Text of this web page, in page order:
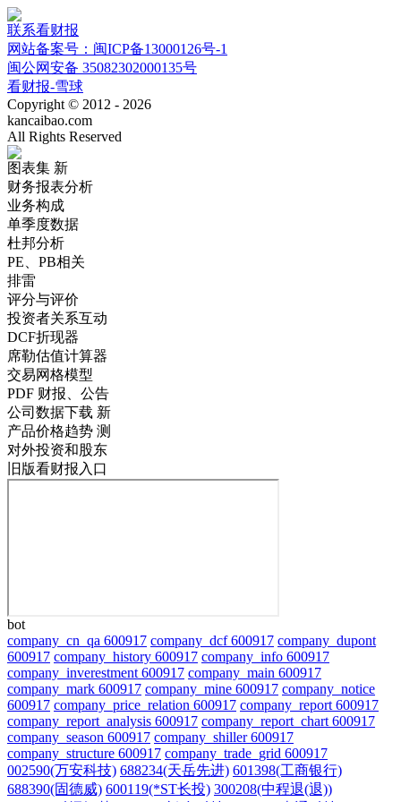
联系看财报
网站备案号：闽ICP备13000126号-1
闽公网安备 35082302000135号
看财报-雪球
Copyright © 2012 - 2026
kancaibao.com
All Rights Reserved
图表集 新
财务报表分析
业务构成
单季度数据
杜邦分析
PE、PB相关
排雷
评分与评价
投资者关系互动
DCF折现器
席勒估值计算器
交易网格模型
PDF 财报、公告
公司数据下载 新
产品价格趋势 测
对外投资和股东
旧版看财报入口
bot
company_cn_qa 600917 company_dcf 600917 company_dupont
600917 company_history 600917 company_info 600917
company_inverestment 600917 company_main 600917
company_mark 600917 company_mine 600917 company_notice
600917 company_price_relation 600917 company_report 600917
company_report_analysis 600917 company_report_chart 600917
company_season 600917 company_shiller 600917
company_structure 600917 company_trade_grid 600917
002590(万安科技) 688234(天岳先进) 601398(工商银行)
688390(固德威) 600119(*ST长投) 300208(中程退(退))